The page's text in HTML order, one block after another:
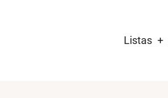
navigation
Listas